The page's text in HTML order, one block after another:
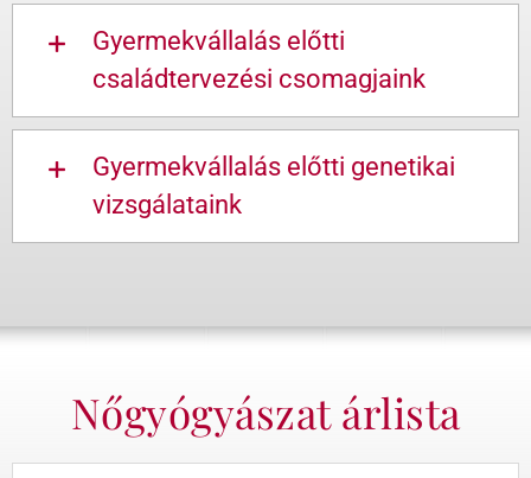
Gyermekvállalás előtti
családtervezési csomagjaink
Gyermekvállalás előtti genetikai
vizsgálataink
Nőgyógyászat árlista